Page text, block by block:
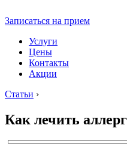
Записаться на прием
Услуги
Цены
Контакты
Акции
Статьи ›
Как лечить